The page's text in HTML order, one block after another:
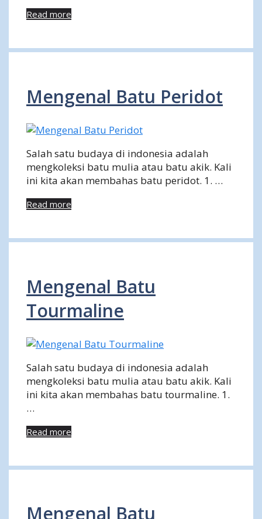
Read more
Mengenal Batu Peridot
Salah satu budaya di indonesia adalah
mengkoleksi batu mulia atau batu akik. Kali
ini kita akan membahas batu peridot. 1. …
Read more
Mengenal Batu
Tourmaline
Salah satu budaya di indonesia adalah
mengkoleksi batu mulia atau batu akik. Kali
ini kita akan membahas batu tourmaline. 1.
…
Read more
Mengenal Batu